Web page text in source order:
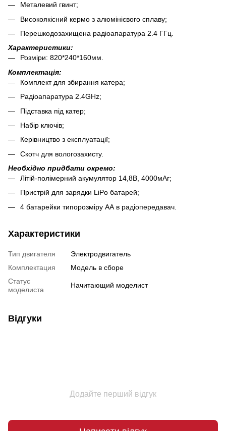
Металевий гвинт;
Високоякісний кермо з алюмінієвого сплаву;
Перешкодозахищена радіоапаратура 2.4 ГГц.
Характеристики:
Розміри: 820*240*160мм.
Комплектація:
Комплект для збирання катера;
Радіоапаратура 2.4GHz;
Підставка під катер;
Набір ключів;
Керівництво з експлуатації;
Скотч для вологозахисту.
Необхідно придбати окремо:
Літій-полімерний акумулятор 14,8В, 4000мАг;
Пристрій для зарядки LiPo батарей;
4 батарейки типорозміру АА в радіопередавач.
Характеристики
Тип двигателя
Электродвигатель
Комплектация
Модель в сборе
Статус
моделиста
Начитающий моделист
Відгуки
Додайте перший відгук